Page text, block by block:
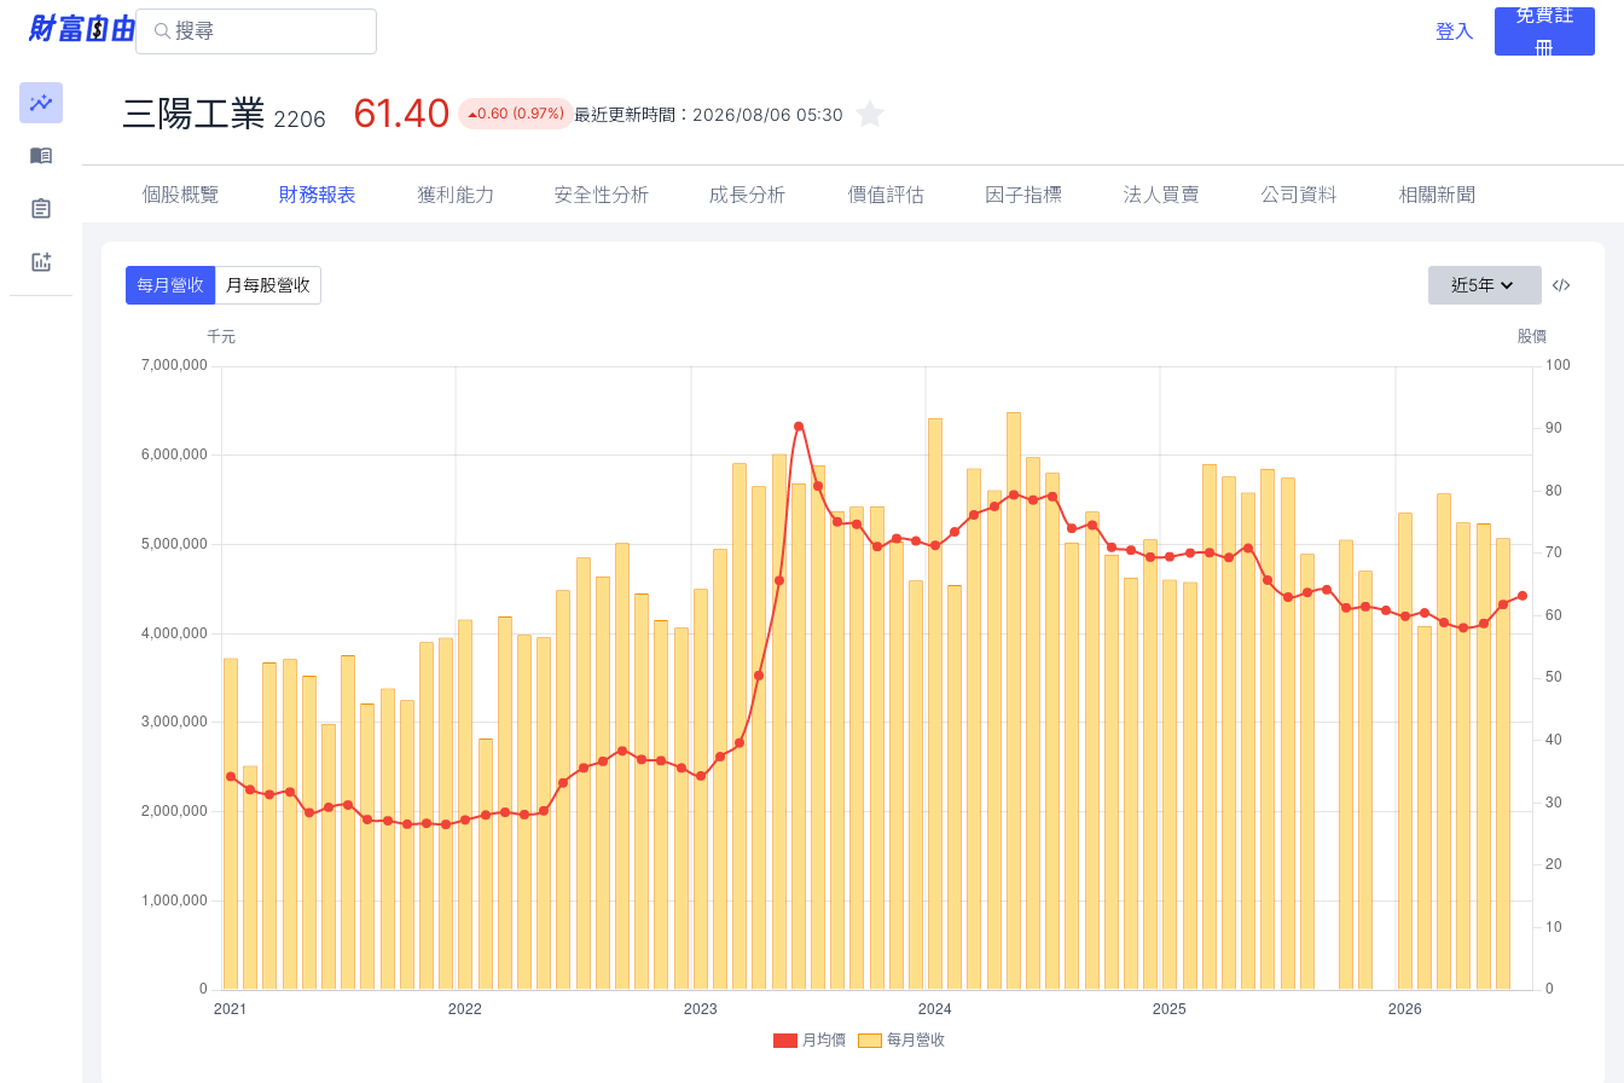
登入
免費註
冊
三陽工業 2206 61.40 0.60 (0.97%) 最近更新時間： 2026/08/06 05:30
個股概覽 財務報表 獲利能力 安全性分析 成長分析 價值評估 因子指標 法人買賣 公司資料 相關新聞
每月營收 月每股營收 近5年
月均價 每月營收